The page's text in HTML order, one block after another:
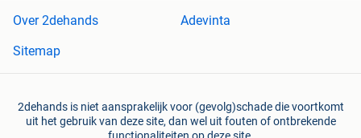
Over 2dehands
Adevinta
Sitemap
2dehands is niet aansprakelijk voor (gevolg)schade die voortkomt
uit het gebruik van deze site, dan wel uit fouten of ontbrekende